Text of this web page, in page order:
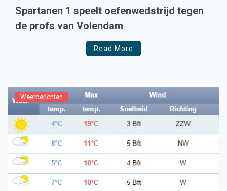
Spartanen 1 speelt oefenwedstrijd tegen
de profs van Volendam
Read More
Weerberichten